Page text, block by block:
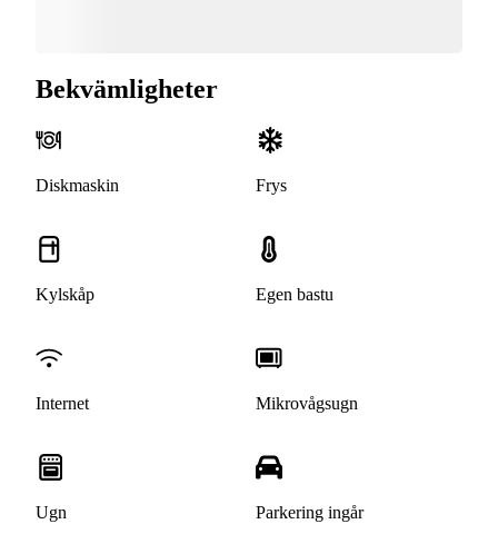
Bekvämligheter
Diskmaskin Frys
Kylskåp Egen bastu
Internet Mikrovågsugn
Ugn Parkering ingår